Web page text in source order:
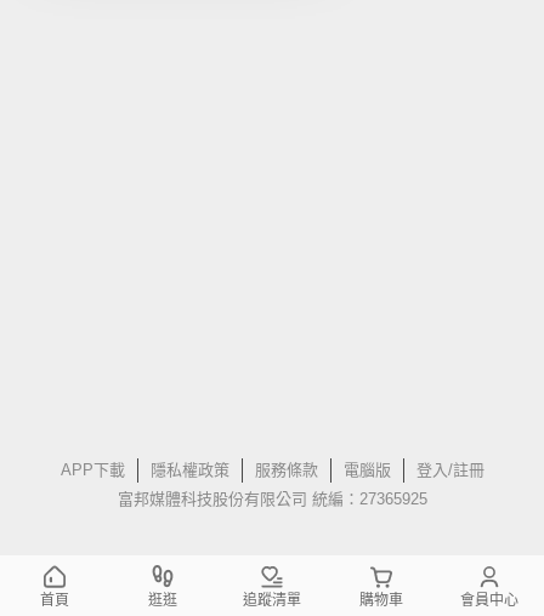
APP下載 隱私權政策 服務條款 電腦版
登入/註冊
富邦媒體科技股份有限公司 統編：27365925
首頁 逛逛 追蹤清單 購物車 會員中心